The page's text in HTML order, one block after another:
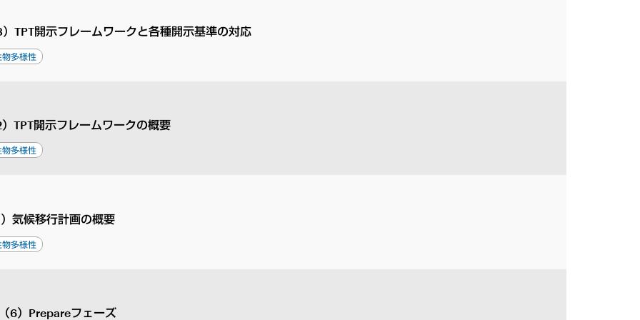
TPT開示フレームワークと各種開示基準の対応
物多様性
TPT開示フレームワークの概要
物多様性
気候移行計画の概要
物多様性
6）Prepareフェーズ